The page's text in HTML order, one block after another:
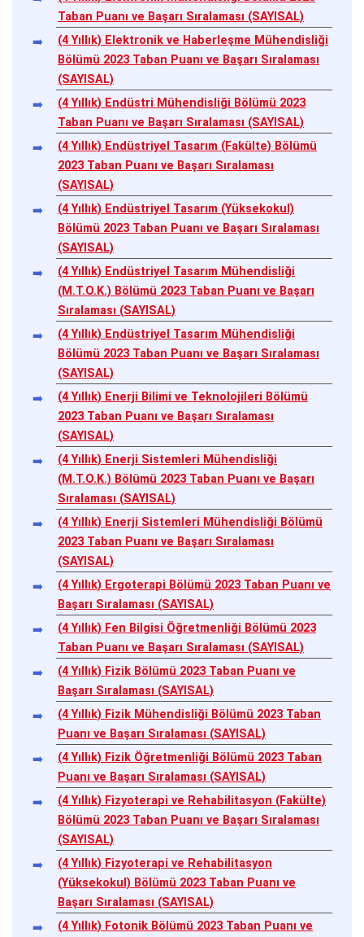
Taban Puanı ve Başarı Sıralaması (SAYISAL)
(4 Yıllık) Elektronik ve Haberleşme Mühendisliği
Bölümü 2023 Taban Puanı ve Başarı Sıralaması
(SAYISAL)
(4 Yıllık) Endüstri Mühendisliği Bölümü 2023
Taban Puanı ve Başarı Sıralaması (SAYISAL)
(4 Yıllık) Endüstriyel Tasarım (Fakülte) Bölümü
2023 Taban Puanı ve Başarı Sıralaması
(SAYISAL)
(4 Yıllık) Endüstriyel Tasarım (Yüksekokul)
Bölümü 2023 Taban Puanı ve Başarı Sıralaması
(SAYISAL)
(4 Yıllık) Endüstriyel Tasarım Mühendisliği
(M.T.O.K.) Bölümü 2023 Taban Puanı ve Başarı
Sıralaması (SAYISAL)
(4 Yıllık) Endüstriyel Tasarım Mühendisliği
Bölümü 2023 Taban Puanı ve Başarı Sıralaması
(SAYISAL)
(4 Yıllık) Enerji Bilimi ve Teknolojileri Bölümü
2023 Taban Puanı ve Başarı Sıralaması
(SAYISAL)
(4 Yıllık) Enerji Sistemleri Mühendisliği
(M.T.O.K.) Bölümü 2023 Taban Puanı ve Başarı
Sıralaması (SAYISAL)
(4 Yıllık) Enerji Sistemleri Mühendisliği Bölümü
2023 Taban Puanı ve Başarı Sıralaması
(SAYISAL)
(4 Yıllık) Ergoterapi Bölümü 2023 Taban Puanı ve
Başarı Sıralaması (SAYISAL)
(4 Yıllık) Fen Bilgisi Öğretmenliği Bölümü 2023
Taban Puanı ve Başarı Sıralaması (SAYISAL)
(4 Yıllık) Fizik Bölümü 2023 Taban Puanı ve
Başarı Sıralaması (SAYISAL)
(4 Yıllık) Fizik Mühendisliği Bölümü 2023 Taban
Puanı ve Başarı Sıralaması (SAYISAL)
(4 Yıllık) Fizik Öğretmenliği Bölümü 2023 Taban
Puanı ve Başarı Sıralaması (SAYISAL)
(4 Yıllık) Fizyoterapi ve Rehabilitasyon (Fakülte)
Bölümü 2023 Taban Puanı ve Başarı Sıralaması
(SAYISAL)
(4 Yıllık) Fizyoterapi ve Rehabilitasyon
(Yüksekokul) Bölümü 2023 Taban Puanı ve
Başarı Sıralaması (SAYISAL)
(4 Yıllık) Fotonik Bölümü 2023 Taban Puanı ve